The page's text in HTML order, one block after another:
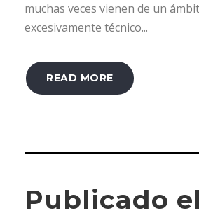
muchas veces vienen de un
excesivamente técnico...
READ MORE
Publicado